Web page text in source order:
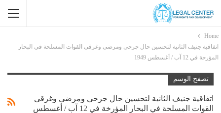
Home
اتفاقية جنيف الثانية لتحسين حال جرحى ومرضى وغرقى القوات المسلحة في البحار
المؤرخة في 12 آب / أغسطس 1949
تصفح الوسم
اتفاقية جنيف الثانية لتحسين حال جرحى ومرضى وغرقى
القوات المسلحة في البحار المؤرخة في 12 آب / أغسطس